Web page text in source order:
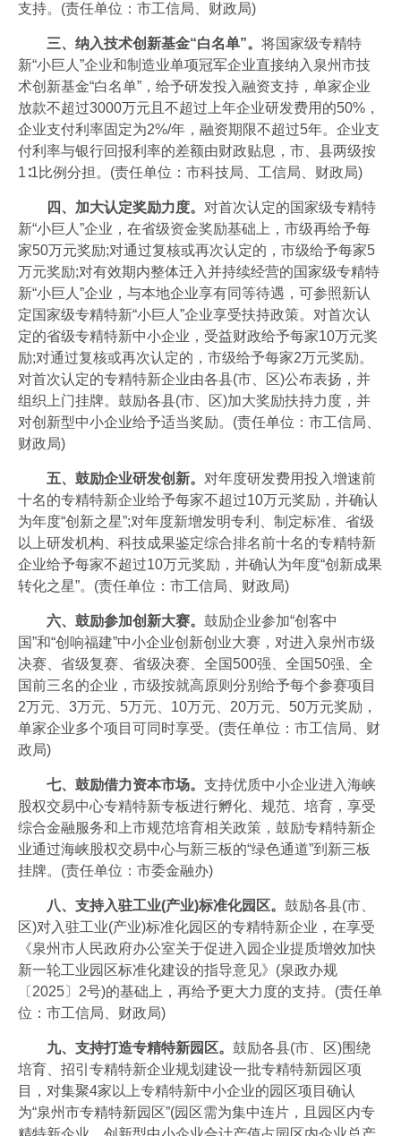
支持。(责任单位：市工信局、财政局)
三、纳入技术创新基金“白名单”。 将国家级专精特
新“小巨人”企业和制造业单项冠军企业直接纳入泉州市技
术创新基金“白名单”，给予研发投入融资支持，单家企业
放款不超过3000万元且不超过上年企业研发费用的50%，
企业支付利率固定为2%/年，融资期限不超过5年。企业支
付利率与银行回报利率的差额由财政贴息，市、县两级按
1∶1比例分担。(责任单位：市科技局、工信局、财政局)
四、加大认定奖励力度。 对首次认定的国家级专精特
新“小巨人”企业，在省级资金奖励基础上，市级再给予每
家50万元奖励;对通过复核或再次认定的，市级给予每家5
万元奖励;对有效期内整体迁入并持续经营的国家级专精特
新“小巨人”企业，与本地企业享有同等待遇，可参照新认
定国家级专精特新“小巨人”企业享受扶持政策。对首次认
定的省级专精特新中小企业，受益财政给予每家10万元奖
励;对通过复核或再次认定的，市级给予每家2万元奖励。
对首次认定的专精特新企业由各县(市、区)公布表扬，并
组织上门挂牌。鼓励各县(市、区)加大奖励扶持力度，并
对创新型中小企业给予适当奖励。(责任单位：市工信局、
财政局)
五、鼓励企业研发创新。 对年度研发费用投入增速前
十名的专精特新企业给予每家不超过10万元奖励，并确认
为年度“创新之星”;对年度新增发明专利、制定标准、省级
以上研发机构、科技成果鉴定综合排名前十名的专精特新
企业给予每家不超过10万元奖励，并确认为年度“创新成果
转化之星”。(责任单位：市工信局、财政局)
六、鼓励参加创新大赛。 鼓励企业参加“创客中
国”和“创响福建”中小企业创新创业大赛，对进入泉州市级
决赛、省级复赛、省级决赛、全国500强、全国50强、全
国前三名的企业，市级按就高原则分别给予每个参赛项目
2万元、3万元、5万元、10万元、20万元、50万元奖励，
单家企业多个项目可同时享受。(责任单位：市工信局、财
政局)
七、鼓励借力资本市场。 支持优质中小企业进入海峡
股权交易中心专精特新专板进行孵化、规范、培育，享受
综合金融服务和上市规范培育相关政策，鼓励专精特新企
业通过海峡股权交易中心与新三板的“绿色通道”到新三板
挂牌。(责任单位：市委金融办)
八、支持入驻工业(产业)标准化园区。 鼓励各县(市、
区)对入驻工业(产业)标准化园区的专精特新企业，在享受
《泉州市人民政府办公室关于促进入园企业提质增效加快
新一轮工业园区标准化建设的指导意见》(泉政办规
〔2025〕2号)的基础上，再给予更大力度的支持。(责任单
位：市工信局、财政局)
九、支持打造专精特新园区。 鼓励各县(市、区)围绕
培育、招引专精特新企业规划建设一批专精特新园区项
目，对集聚4家以上专精特新中小企业的园区项目确认
为“泉州市专精特新园区”(园区需为集中连片，且园区内专